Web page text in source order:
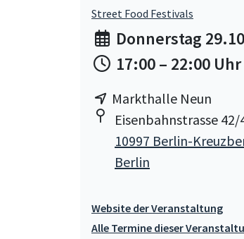
Street Food Festivals
Donnerstag
17:00 – 22:00 Uhr
Markthalle Neun
Eisenbahnstrasse 42/
10997 Berlin-
Berlin
Website der Veranstaltung
Alle Termine dieser